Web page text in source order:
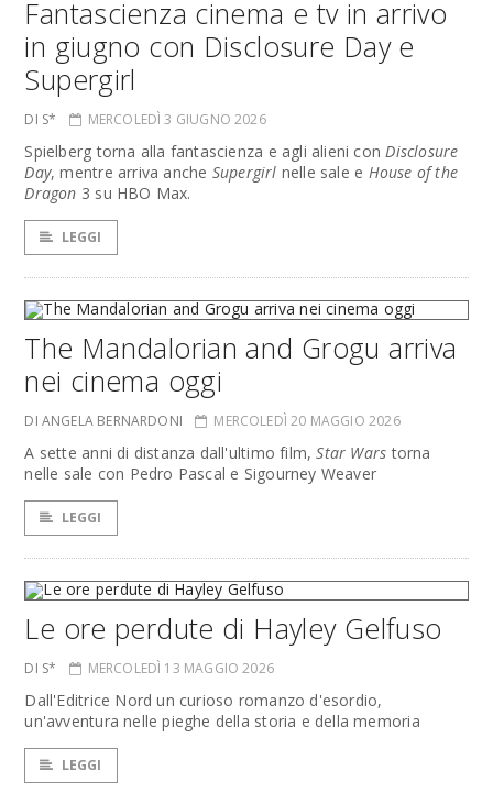
Fantascienza cinema e tv in arrivo
in giugno con Disclosure Day e
Supergirl
DI S* MERCOLEDÌ 3 GIUGNO 2026
Spielberg torna alla fantascienza e agli alieni conDisclosure
Day, mentre arriva anche Supergirl nelle sale e House of the
Dragon 3 su HBO Max.
LEGGI
The Mandalorian and Grogu arriva
nei cinema oggi
DI ANGELA BERNARDONI MERCOLEDÌ 20 MAGGIO 2026
A sette anni di distanza dall'ultimo film,Star Wars torna
nelle sale con Pedro Pascal e Sigourney Weaver
LEGGI
Le ore perdute di Hayley Gelfuso
DI S* MERCOLEDÌ 13 MAGGIO 2026
Dall'Editrice Nord un curioso romanzo d'esordio,
un'avventura nelle pieghe della storia e della memoria
LEGGI